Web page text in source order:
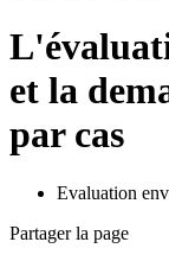
et la
par cas
Evaluation
Partager la page